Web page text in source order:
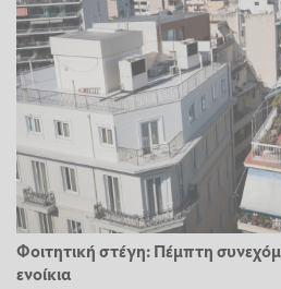
Φοιτητική στέγη: Πέμπτη
ενοίκια